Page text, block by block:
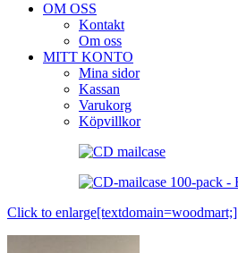
OM OSS
Kontakt
Om oss
MITT KONTO
Mina sidor
Kassan
Varukorg
Köpvillkor
Click to enlarge[textdomain=woodmart;]